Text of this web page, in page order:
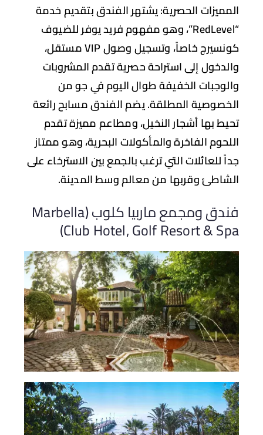
الحصرية:يشتهر الفندق بتقديم خدمة
، وهو مفهوم فريد يوفر للضيوف
كونسيرج خاصاً، وتسجيل وصول VIP مستقل،
إلى استراحة حصرية تقدم المشروبات
الخفيفة طوال اليوم في جو من
المطلقة. يضم الفندق مسابح رائعة
بها أشجار النخيل، ومطاعم مميزة تقدم
الفاخرة والمأكولات البحرية، وهو ممتاز
للعائلات التي ترغب بالجمع بين الاسترخاء على
وقربها من معالم وسط المدينة.
فندق ومجمع ماربيا كلوب (Marbella
Club Hotel, Golf Resort &